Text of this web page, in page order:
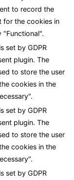
to record the
for the cookies in
"Functional".
set by GDPR
plugin. The
to store the user
cookies in the
set by GDPR
plugin. The
to store the user
cookies in the
set by GDPR